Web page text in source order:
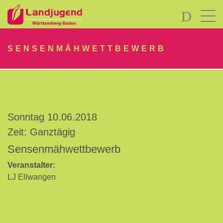
LOGIN
vergessen?
-
Neu
hier?
SENSENMÄHWETTBEWERB
Sonntag 10.06.2018
Zeit: Ganztägig
Sensenmähwettbewerb
Veranstalter:
LJ Ellwangen